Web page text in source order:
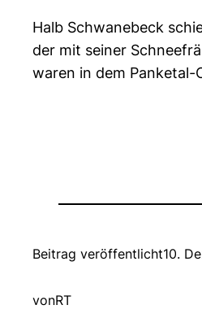
Halb Schwanebeck
der mit seiner
waren in dem
Beitrag veröffentlicht10.
vonRT